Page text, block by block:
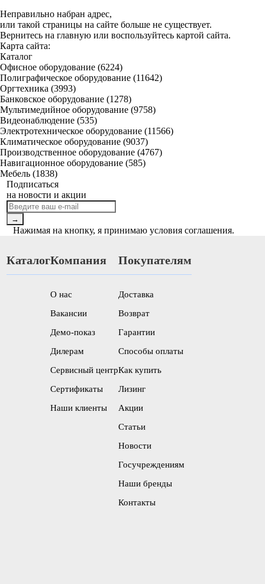
Неправильно набран адрес,
или такой страницы на сайте больше не существует.
Вернитесь на главную или воспользуйтесь картой сайта.
Карта сайта:
Каталог
Офисное оборудование (6224)
Полиграфическое оборудование (11642)
Оргтехника (3993)
Банковское оборудование (1278)
Мультимедийное оборудование (9758)
Видеонаблюдение (535)
Электротехническое оборудование (11566)
Климатическое оборудование (9037)
Производственное оборудование (4767)
Навигационное оборудование (585)
Мебель (1838)
Подписаться
на новости и акции
→
Нажимая на кнопку, я принимаю условия соглашения.
КаталогКомпания
О нас
Вакансии
Демо-показ
Дилерам
Сервисный центр
Сертификаты
Наши клиенты
Покупателям
Доставка
Возврат
Гарантии
Способы оплаты
Как купить
Лизинг
Акции
Статьи
Новости
Госучреждениям
Наши бренды
Контакты